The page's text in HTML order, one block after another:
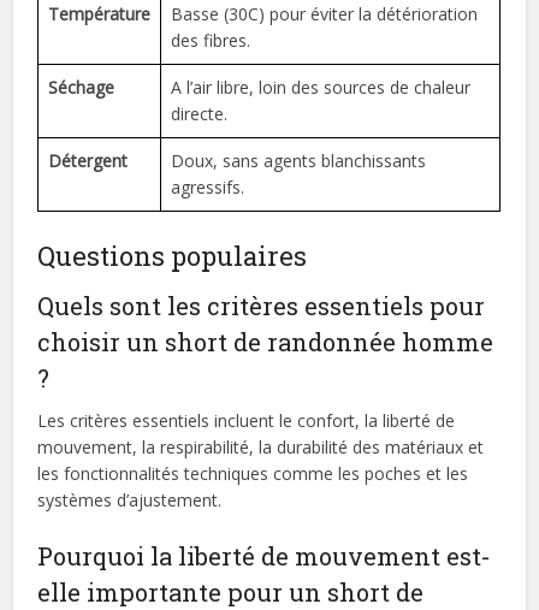
Température
Basse (30C) pour éviter la détérioration
des fibres.
Séchage
A l’air libre, loin des sources de chaleur
directe.
Détergent
Doux, sans agents blanchissants
agressifs.
Questions populaires
Quels sont les critères essentiels pour
choisir un short de randonnée homme
?
Les critères essentiels incluent le confort, la liberté de
mouvement, la respirabilité, la durabilité des matériaux et
les fonctionnalités techniques comme les poches et les
systèmes d’ajustement.
Pourquoi la liberté de mouvement est-
elle importante pour un short de